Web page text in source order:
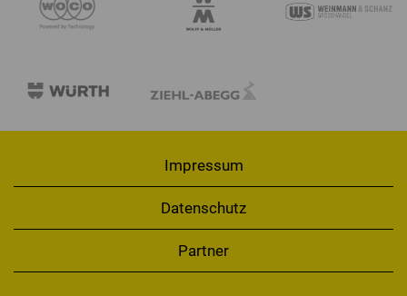
Impressum
Datenschutz
Partner